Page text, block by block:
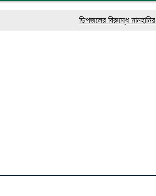
ডিপজলের বিরুদ্ধে মানহানির মামলা